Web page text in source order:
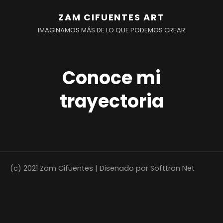
ZAM CIFUENTES ART
IMAGINAMOS MÁS DE LO QUE PODEMOS CREAR
Conoce mi
trayectoria
(c) 2021 Zam Cifuentes | Diseñado por Softtron Net